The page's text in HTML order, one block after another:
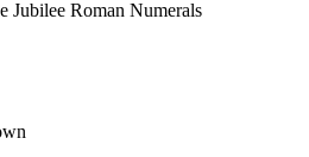
Jubilee Roman Numerals